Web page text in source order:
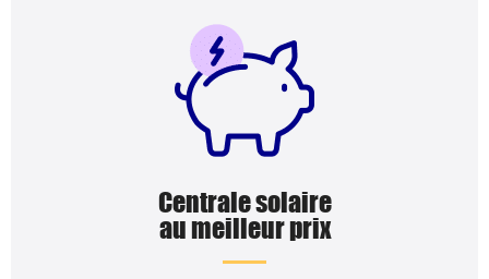
Centrale solaire
au meilleur prix